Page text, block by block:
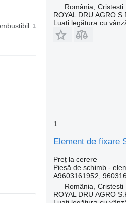
România, Cristesti
ROYAL DRU AGRO
Luați legătura cu
1
Element de fixare
Preț la cerere
Piesă de schimb -
A9603161952,
România, Cristesti
ROYAL DRU AGRO